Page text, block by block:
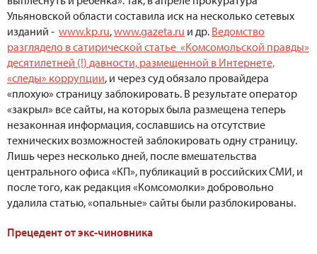
Ульяновской области составила иск на несколько сетевых
изданий - www.kp.ru,www.gazeta.ru и др. Ведомство
разглядело в сатирической статье «Комсомольской правды»
десятилетней (!) давности, размещенной в Интернете,
«следы» коррупции, и через суд обязало провайдера
«плохую» страницу заблокировать. В результате оператор
«закрыл» все сайты, на которых была размещена теперь
незаконная информация, сославшись на отсутствие
технических возможностей заблокировать одну страницу.
Лишь через несколько дней, после вмешательства
центрального офиса «КП», публикаций в российских СМИ, и
после того, как редакция «Комсомолки» добровольно
удалила статью, «опальные» сайты были разблокированы.
Прецедент от экс-чиновника